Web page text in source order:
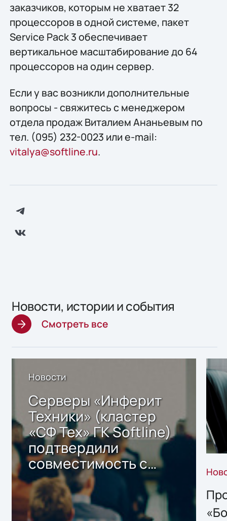
заказчиков, которым не хватает 32
процессоров в одной системе, пакет
Service Pack 3 обеспечивает
вертикальное масштабирование до 64
процессоров на один сервер.
Если у вас возникли дополнительные
вопросы - свяжитесь с менеджером
отдела продаж Виталием Ананьевым по
тел. (095) 232-0023 или e-mail:
vitalya@softline.ru.
Новости, истории и события
Смотреть все
Новости
Серверы «Инферит
Техники» (кластер
«СФ Тех» ГК Softline)
подтвердили
совместимость с
решением Sharx
Storage 2.x для
хранения данных